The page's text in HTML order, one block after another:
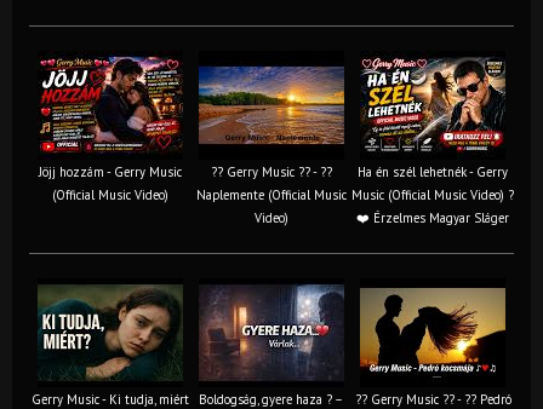
Jöjj hozzám - Gerry Music
(Official Music Video)
?? Gerry Music ?? - ??
Naplemente (Official Music
Video)
Ha én szél lehetnék - Gerry
Music (Official Music Video) ?️
❤️ Érzelmes Magyar Sláger
Gerry Music - Ki tudja, miért
Boldogság, gyere haza ? –
?? Gerry Music ?? - ?? Pedró